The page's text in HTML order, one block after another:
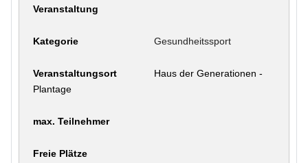
Gesundheitssport
Haus der Generationen -
Plantage